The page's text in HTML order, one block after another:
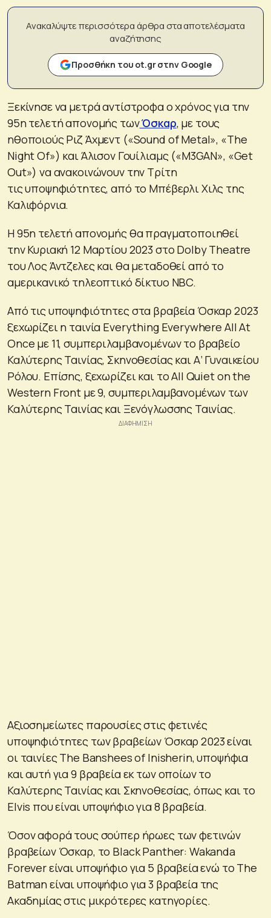
Ανακαλύψτε περισσότερα άρθρα στα αποτελέσματα
αναζήτησης
Προσθήκη του ot.gr στην Google
Ξεκίνησε να μετρά αντίστροφα ο χρόνος για την
95η τελετή απονομής τωνΌσκαρ, με τους
ηθοποιούς Ριζ Άχμεντ («Sound of Metal», «The
Night Of») και Άλισον Γουίλιαμς («M3GAN», «Get
Out») να ανακοινώνουν την Τρίτη
τις υποψηφιότητες, από το Μπέβερλι Χιλς της
Καλιφόρνια.
Η 95η τελετή απονομής θα πραγματοποιηθεί
την Κυριακή 12 Μαρτίου 2023 στο Dolby Theatre
του Λος Άντζελες και θα μεταδοθεί από το
αμερικανικό τηλεοπτικό δίκτυο NBC.
Από τις υποψηφιότητες στα βραβεία Όσκαρ 2023
ξεχωρίζει η ταινία Everything Everywhere All At
Once με 11, συμπεριλαμβανομένων το βραβείο
Καλύτερης Ταινίας, Σκηνοθεσίας και Α’ Γυναικείου
Ρόλου. Επίσης, ξεχωρίζει και το All Quiet on the
Western Front με 9, συμπεριλαμβανομένων των
Καλύτερης Ταινίας και Ξενόγλωσσης Ταινίας.
Αξιοσημείωτες παρουσίες στις φετινές
υποψηφιότητες των βραβείων Όσκαρ 2023 είναι
οι ταινίες The Banshees of Inisherin, υποψήφια
και αυτή για 9 βραβεία εκ των οποίων το
Καλύτερης Ταινίας και Σκηνοθεσίας, όπως και το
Elvis που είναι υποψήφιο για 8 βραβεία.
Όσον αφορά τους σούπερ ήρωες των φετινών
βραβείων Όσκαρ, το Black Panther: Wakanda
Forever είναι υποψήφιο για 5 βραβεία ενώ το The
Batman είναι υποψήφιο για 3 βραβεία της
Ακαδημίας στις μικρότερες κατηγορίες.